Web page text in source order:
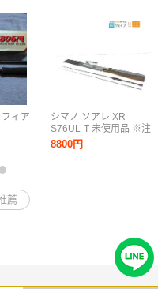
ィア
シマノ ソアレ XR
S76UL-T 未使用品 ※注
有
8800円
薦